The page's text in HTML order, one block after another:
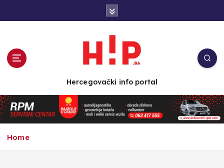
n
t
e
Hercegovački info portal
Home